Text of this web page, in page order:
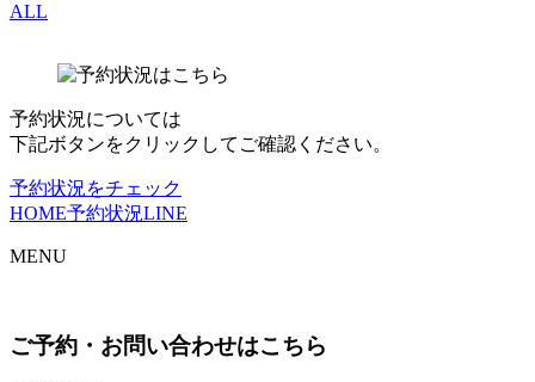
ALL
予約状況については
下記ボタンをクリックしてご確認ください。
予約状況をチェック
HOME予約状況LINE
MENU
ご予約・お問い合わせはこちら